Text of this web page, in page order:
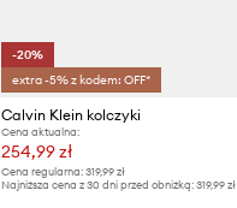
-20%
extra -5% z kodem: OFF*
Calvin Klein kolczyki
Cena aktualna:
254,99 zł
Cena regularna: 319,99 zł
Najniższa cena z 30 dni przed obniżką: 319,99 zł